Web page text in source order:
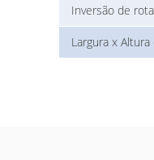
Inversão de
Largura x